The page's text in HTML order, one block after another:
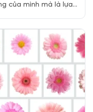
của mình mà là lựa
được ưa chuộng.
chúng [...]